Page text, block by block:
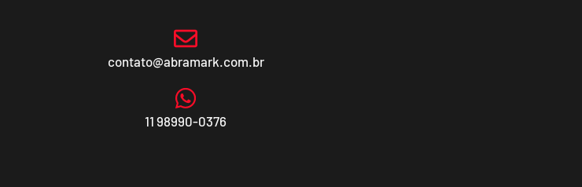
contato@abramark.com.br
11 98990-0376